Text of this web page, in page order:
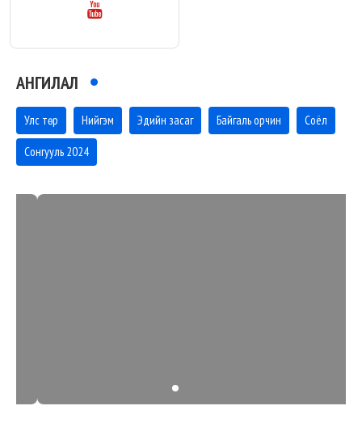
АНГИЛАЛ
Улс төр Нийгэм Эдийн засаг Байгаль орчин Соёл
Сонгууль 2024